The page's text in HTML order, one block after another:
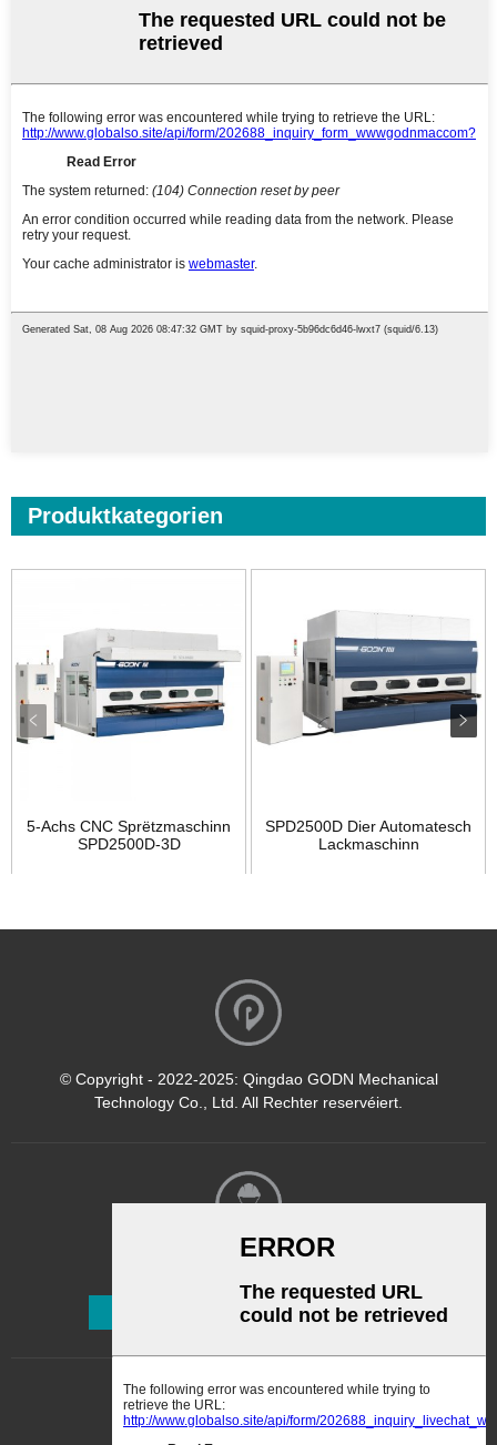
Produktkategorien
5-Achs CNC Sprëtzmaschinn
SPD2500D-3D
SPD2500D Dier Automatesch
Lackmaschinn
© Copyright - 2022-2025: Qingdao GODN Mechanical
Technology Co., Ltd. All Rechter reservéiert.
Abonnéieren